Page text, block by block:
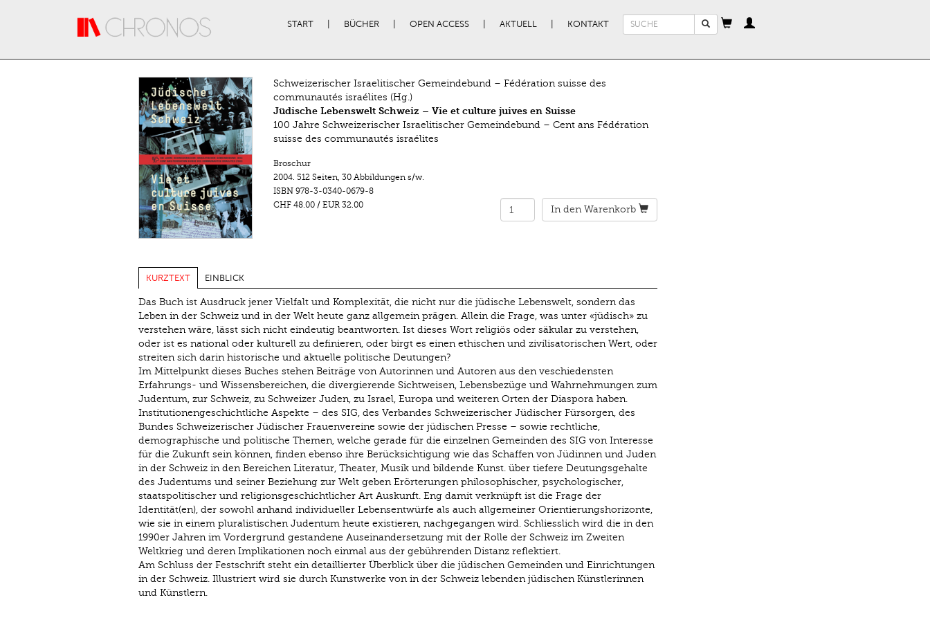
START BÜCHER OPEN ACCESS AKTUELL KONTAKT
Suchformular
Schweizerischer Israelitischer Gemeindebund – Fédération suisse des
communautés israélites (Hg.)
Jüdische Lebenswelt Schweiz – Vie et culture juives en Suisse
100 Jahre Schweizerischer Israelitischer Gemeindebund – Cent ans Fédération
suisse des communautés israélites
Broschur
2004. 512 Seiten, 30 Abbildungen s/w.
ISBN 978-3-0340-0679-8
CHF 48.00/ EUR 32.00 In den Warenkorb
KURZTEXT EINBLICK
Das Buch ist Ausdruck jener Vielfalt und Komplexität, die nicht nur die jüdische Lebenswelt, sondern das
Leben in der Schweiz und in der Welt heute ganz allgemein prägen. Allein die Frage, was unter «jüdisch» zu
verstehen wäre, lässt sich nicht eindeutig beantworten. Ist dieses Wort religiös oder säkular zu verstehen,
oder ist es national oder kulturell zu definieren, oder birgt es einen ethischen und zivilisatorischen Wert, oder
streiten sich darin historische und aktuelle politische Deutungen?
Im Mittelpunkt dieses Buches stehen Beiträge von Autorinnen und Autoren aus den veschiedensten
Erfahrungs- und Wissensbereichen, die divergierende Sichtweisen, Lebensbezüge und Wahrnehmungen zum
Judentum, zur Schweiz, zu Schweizer Juden, zu Israel, Europa und weiteren Orten der Diaspora haben.
Institutionengeschichtliche Aspekte – des SIG, des Verbandes Schweizerischer Jüdischer Fürsorgen, des
Bundes Schweizerischer Jüdischer Frauenvereine sowie der jüdischen Presse – sowie rechtliche,
demographische und politische Themen, welche gerade für die einzelnen Gemeinden des SIG von Interesse
für die Zukunft sein können, finden ebenso ihre Berücksichtigung wie das Schaffen von Jüdinnen und Juden
in der Schweiz in den Bereichen Literatur, Theater, Musik und bildende Kunst. über tiefere Deutungsgehalte
des Judentums und seiner Beziehung zur Welt geben Erörterungen philosophischer, psychologischer,
staatspolitischer und religionsgeschichtlicher Art Auskunft. Eng damit verknüpft ist die Frage der
Identität(en), der sowohl anhand individueller Lebensentwürfe als auch allgemeiner Orientierungshorizonte,
wie sie in einem pluralistischen Judentum heute existieren, nachgegangen wird. Schliesslich wird die in den
1990er Jahren im Vordergrund gestandene Auseinandersetzung mit der Rolle der Schweiz im Zweiten
Weltkrieg und deren Implikationen noch einmal aus der gebührenden Distanz reflektiert.
Am Schluss der Festschrift steht ein detaillierter Überblick über die jüdischen Gemeinden und Einrichtungen
in der Schweiz. Illustriert wird sie durch Kunstwerke von in der Schweiz lebenden jüdischen Künstlerinnen
und Künstlern.